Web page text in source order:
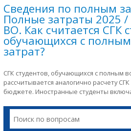
Сведения по полным
Полные затраты 2025
ВО. Как считается СГК
обучающихся с
затрат?
СГК студентов, обучающихся с полным
рассчитывается аналогично расчету
бюджете. Иностранные студенты